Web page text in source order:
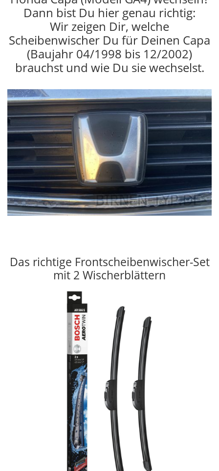
Dann bist Du hier genau richtig:
Wir zeigen Dir, welche
Scheibenwischer Du für Deinen Capa
(Baujahr 04/1998 bis 12/2002)
brauchst und wie Du sie wechselst.
Das richtige Frontscheibenwischer-Set
mit 2 Wischerblättern